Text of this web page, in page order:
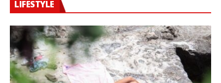
LIFESTYLE